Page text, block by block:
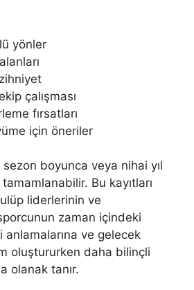
yönler
çalışması
fırsatları
için öneriler
boyunca veya nihai yıl
Bu kayıtları
liderlerinin ve
zaman içindeki
ve gelecek
oluştururken daha bilinçli
olanak tanır.